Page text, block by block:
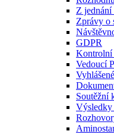
Z jednání
Zprávy o
GDPR
Kontrolní
Vedoucí
Soutěžní
Výsledky